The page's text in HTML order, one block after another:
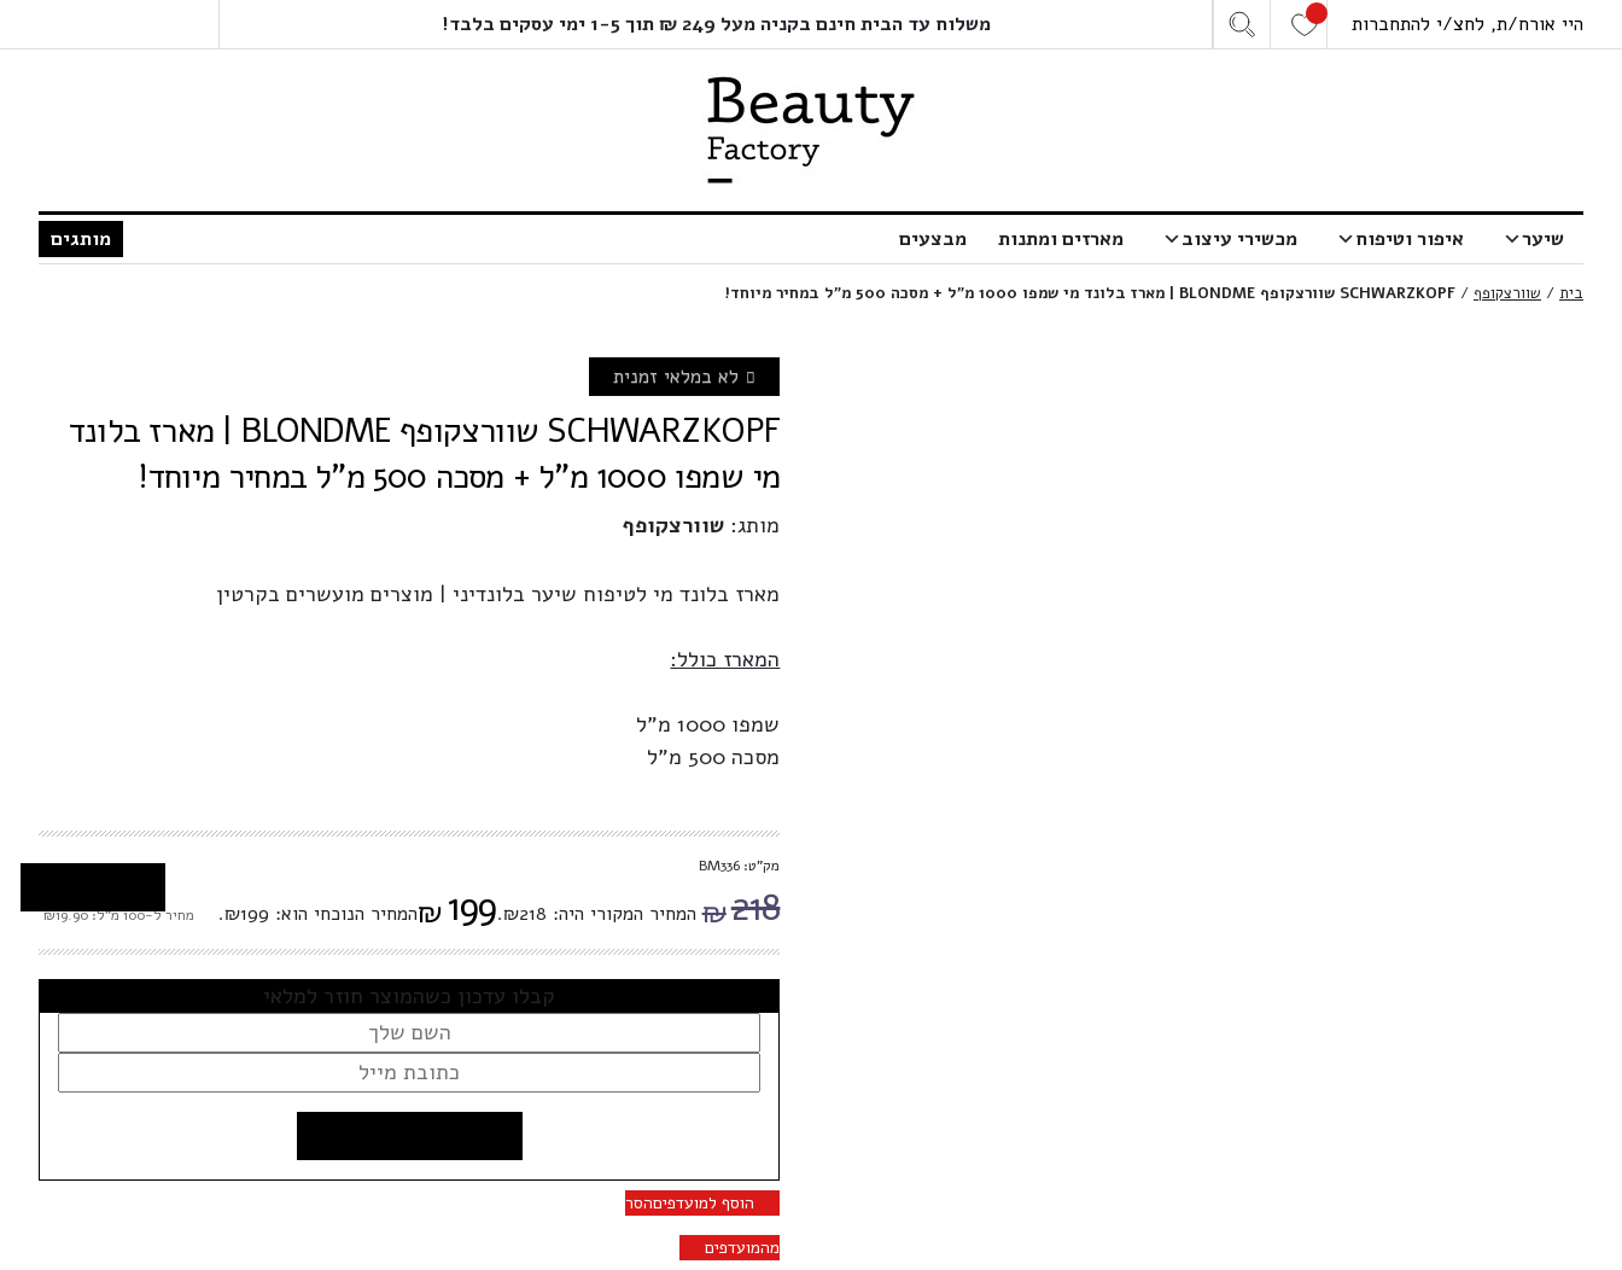
היי אורח/ת, לחצ/י להתחברות משלוח עד הבית חינם בקניה מעל 249 ₪ תוך 1-5 ימי עסקים בלבד!
שיער איפור וטיפוח מכשירי עיצוב מארזים ומתנות מבצעים מותגים
בית / שוורצקופף / SCHWARZKOPF שוורצקופף BLONDME | מארז בלונד מי שמפו 1000 מ”ל + מסכה 500 מ”ל במחיר מיוחד!
לא במלאי זמנית
SCHWARZKOPF שוורצקופף BLONDME | מארז בלונד
מי שמפו 1000 מ"ל + מסכה 500 מ"ל במחיר מיוחד!
מותג: שוורצקופף
מארז בלונד מי לטיפוח שיער בלונדיני | מוצרים מועשרים בקרטין
המארז כולל:
שמפו 1000 מ"ל
מסכה 500 מ"ל
מק"ט: BM336
₪218 המחיר המקורי היה: ₪218. ₪199 המחיר הנוכחי הוא: ₪199. מחיר ל-100 מ"ל: ₪19.90
קבלו עדכון כשהמוצר חוזר למלאי
הוסף למועדפיםהסר
מהמועדפים